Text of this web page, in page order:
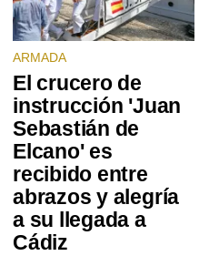
ARMADA
El crucero de
instrucción 'Juan
Sebastián de
Elcano' es
recibido entre
abrazos y alegría
a su llegada a
Cádiz